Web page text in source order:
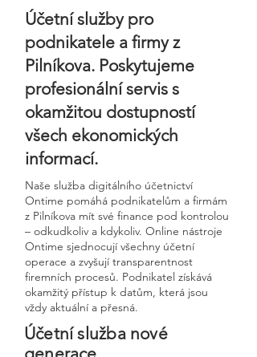
Účetní služby pro
podnikatele a firmy z
Pilníkova. Poskytujeme
profesionální servis s
okamžitou dostupností
všech ekonomických
informací.
Naše služba digitálního účetnictví
Ontime pomáhá podnikatelům a firmám
z Pilníkova mít své finance pod kontrolou
– odkudkoliv a kdykoliv. Online nástroje
Ontime sjednocují všechny účetní
operace a zvyšují transparentnost
firemních procesů. Podnikatel získává
okamžitý přístup k datům, která jsou
vždy aktuální a přesná.
Účetní služba nové